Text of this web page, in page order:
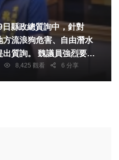
縣政總質詢中，針對
方流浪狗危害、自由潛水
質詢。 魏議員強烈要求
地方反對強行推動移工
8,425 觀看 6 分享